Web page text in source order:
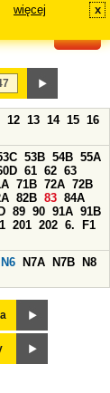
więcej x
12 13 14 15 16
53B 54B 55A
61 62 63
71B 72A 72B
82B 83 84A
89 90 91A 91B
201 202 6.
F1
N6 N7A N7B
N8